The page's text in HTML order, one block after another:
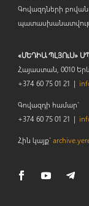
Գովազդների
«ՄԵԴԻԱ ՊԼՅՈւՍ»
Հայաստան, 0010
+374 60 75 01 21 |
Գովազդի համար`
+374 60 75 01 21 |
Հին կայք`